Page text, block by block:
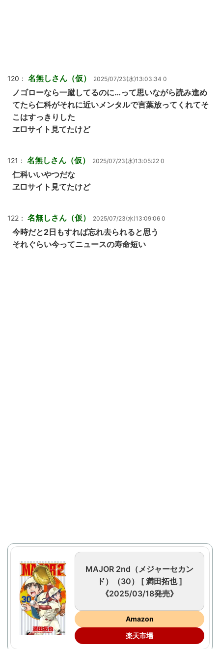
120： 名無しさん（仮） 2025/07/23(水)13:03:34 0
ノゴローなら一蹴してるのに…って思いながら読み進め
てたら仁科がそれに近いメンタルで言葉放ってくれてそ
こはすっきりした
ヱ□サイト見てたけど
121： 名無しさん（仮） 2025/07/23(水)13:05:22 0
仁科いいやつだな
ヱ□サイト見てたけど
122： 名無しさん（仮） 2025/07/23(水)13:09:06 0
今時だと2日もすれば忘れ去られると思う
それぐらい今ってニュースの寿命短い
MAJOR 2nd（メジャーセカン
ド）（30） [ 満田拓也 ]
《2025/03/18発売》
Amazon
楽天市場